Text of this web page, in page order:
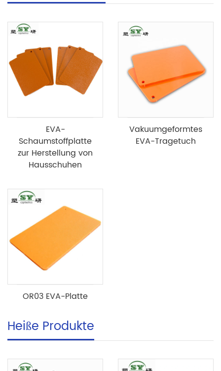
EVA-
Schaumstoffplatte
zur Herstellung von
Hausschuhen
Vakuumgeformtes
EVA-Tragetuch
OR03 EVA-Platte
Heiße Produkte